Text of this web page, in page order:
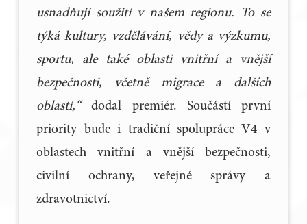
usnadňují soužití v našem regionu. To se
týká kultury, vzdělávání, vědy a výzkumu,
sportu, ale také oblasti vnitřní a vnější
bezpečnosti, včetně migrace a dalších
oblastí,“dodal premiér. Součástí první
priority bude i tradiční spolupráce V4 v
oblastech vnitřní a vnější bezpečnosti,
civilní ochrany, veřejné správy a
zdravotnictví.